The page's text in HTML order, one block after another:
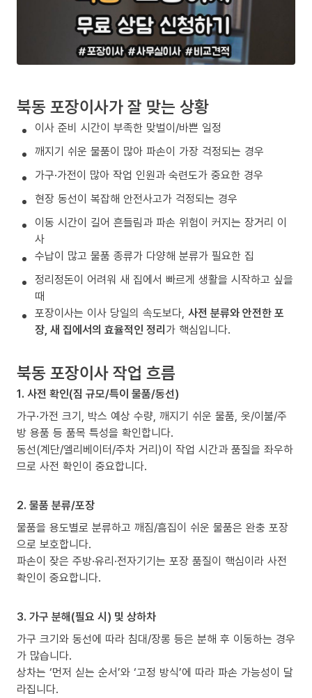
북동 포장이사가 잘 맞는 상황
이사 준비 시간이 부족한 맞벌이/바쁜 일정
깨지기 쉬운 물품이 많아 파손이 가장 걱정되는 경우
가구·가전이 많아 작업 인원과 숙련도가 중요한 경우
현장 동선이 복잡해 안전사고가 걱정되는 경우
이동 시간이 길어 흔들림과 파손 위험이 커지는 장거리 이
사
수납이 많고 물품 종류가 다양해 분류가 필요한 집
정리정돈이 어려워 새 집에서 빠르게 생활을 시작하고 싶을
때
포장이사는 이사 당일의 속도보다, 사전 분류와 안전한 포
장, 새 집에서의 효율적인 정리가 핵심입니다.
북동 포장이사 작업 흐름
1. 사전 확인(짐 규모/특이 물품/동선)
가구·가전 크기, 박스 예상 수량, 깨지기 쉬운 물품, 옷/이불/주
방 용품 등 품목 특성을 확인합니다.
동선(계단/엘리베이터/주차 거리)이 작업 시간과 품질을 좌우하
므로 사전 확인이 중요합니다.
2. 물품 분류/포장
물품을 용도별로 분류하고 깨짐/흠집이 쉬운 물품은 완충 포장
으로 보호합니다.
파손이 잦은 주방·유리·전자기기는 포장 품질이 핵심이라 사전
확인이 중요합니다.
3. 가구 분해(필요 시) 및 상하차
가구 크기와 동선에 따라 침대/장롱 등은 분해 후 이동하는 경우
가 많습니다.
상차는 ‘먼저 싣는 순서’와 ‘고정 방식’에 따라 파손 가능성이 달
라집니다.